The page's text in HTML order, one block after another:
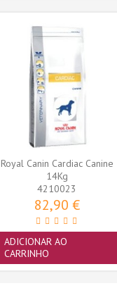
Royal Canin Cardiac Canine
14Kg
4210023
82,90 €
ADICIONAR AO
CARRINHO